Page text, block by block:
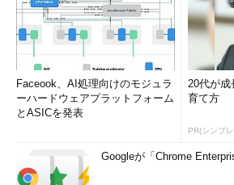
Faceook、AI処理向けのモジュラ
ーハードウェアプラットフォーム
とASICを発表
20代が成
育て方
PR(シンプ
Googleが「Chrome